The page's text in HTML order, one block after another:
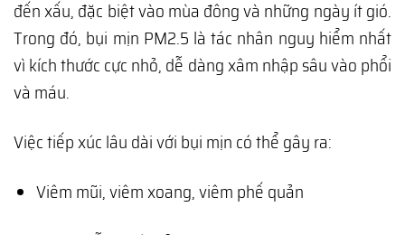
đến xấu, đặc biệt vào mùa đông và những ngày ít gió.
Trong đó, bụi mịn PM2.5 là tác nhân nguy hiểm nhất
vì kích thước cực nhỏ, dễ dàng xâm nhập sâu vào phổi
và máu.
Việc tiếp xúc lâu dài với bụi mịn có thể gây ra:
Viêm mũi, viêm xoang, viêm phế quản